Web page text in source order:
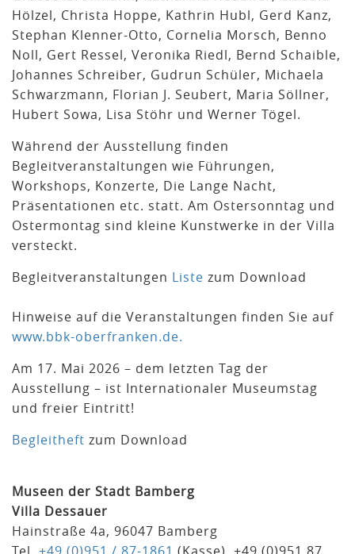
Hölzel, Christa Hoppe, Kathrin Hubl, Gerd Kanz,
Stephan Klenner-Otto, Cornelia Morsch, Benno
Noll, Gert Ressel, Veronika Riedl, Bernd Schaible,
Johannes Schreiber, Gudrun Schüler, Michaela
Schwarzmann, Florian J. Seubert, Maria Söllner,
Hubert Sowa, Lisa Stöhr und Werner Tögel.
Während der Ausstellung finden
Begleitveranstaltungen wie Führungen,
Workshops, Konzerte, Die Lange Nacht,
Präsentationen etc. statt. Am Ostersonntag und
Ostermontag sind kleine Kunstwerke in der Villa
versteckt.
Begleitveranstaltungen Liste zum Download
Hinweise auf die Veranstaltungen finden Sie auf
www.bbk-oberfranken.de.
Am 17. Mai 2026 – dem letzten Tag der
Ausstellung – ist Internationaler Museumstag
und freier Eintritt!
Begleitheft zum Download
Museen der Stadt Bamberg
Villa Dessauer
Hainstraße 4a, 96047 Bamberg